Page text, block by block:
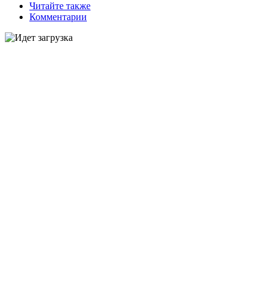
Читайте также
Комментарии